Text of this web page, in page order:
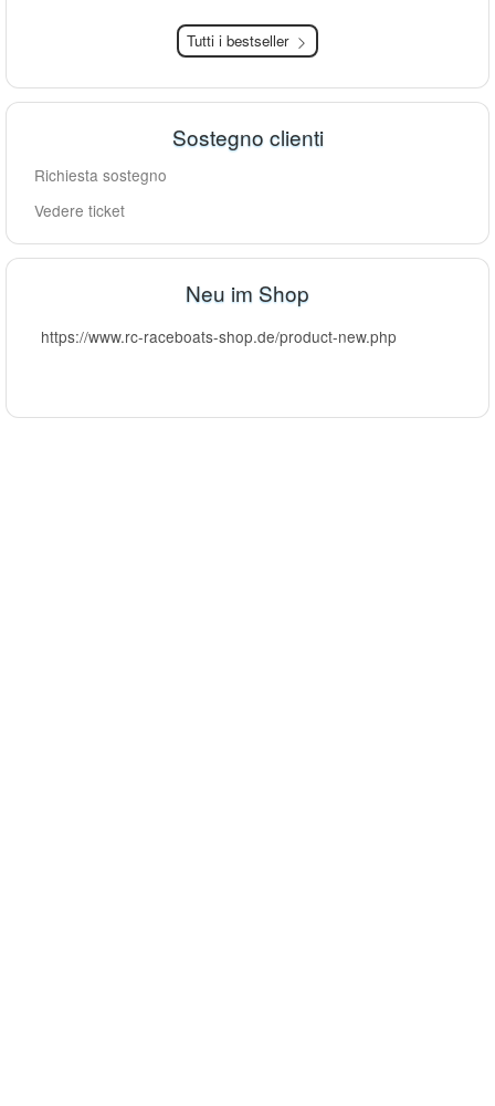
Tutti i bestseller
Sostegno clienti
Richiesta sostegno
Vedere ticket
Neu im Shop
https://www.rc-raceboats-shop.de/product-new.php